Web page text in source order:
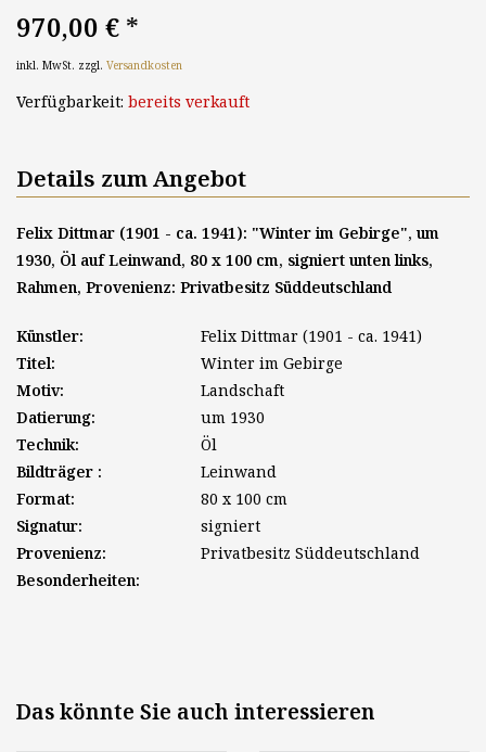
970,00 € *
inkl. MwSt. zzgl. Versandkosten
Verfügbarkeit: bereits verkauft
Details zum Angebot
Felix Dittmar (1901 - ca. 1941): "Winter im Gebirge", um
1930, Öl auf Leinwand, 80 x 100 cm, signiert unten links,
Rahmen, Provenienz: Privatbesitz Süddeutschland
Künstler:
Felix Dittmar (1901 - ca. 1941)
Titel:
Winter im Gebirge
Motiv:
Landschaft
Datierung:
um 1930
Technik:
Öl
Bildträger :
Leinwand
Format:
80 x 100 cm
Signatur:
signiert
Provenienz:
Privatbesitz Süddeutschland
Besonderheiten:
Das könnte Sie auch interessieren